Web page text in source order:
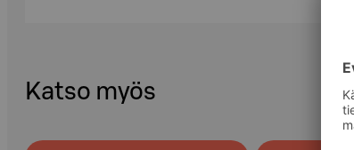
Katso myös